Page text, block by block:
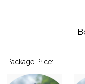
Package Price: